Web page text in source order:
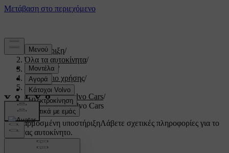
Υποστήριξη/
Όλα τα αυτοκίνητα/
V60 2022 /
Εγχειρίδιο χρήσης/
Volvo On Call/
Εφαρμογή Volvo Cars/
Η εφαρμογή Volvo Cars
Προσαρμοσμένη υποστήριξηΛάβετε σχετικές πληροφορίες για το
δικό σας αυτοκίνητο.